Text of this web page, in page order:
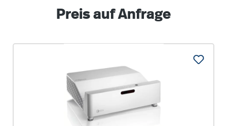
Regulärer Preis:
Preis auf Anfrage